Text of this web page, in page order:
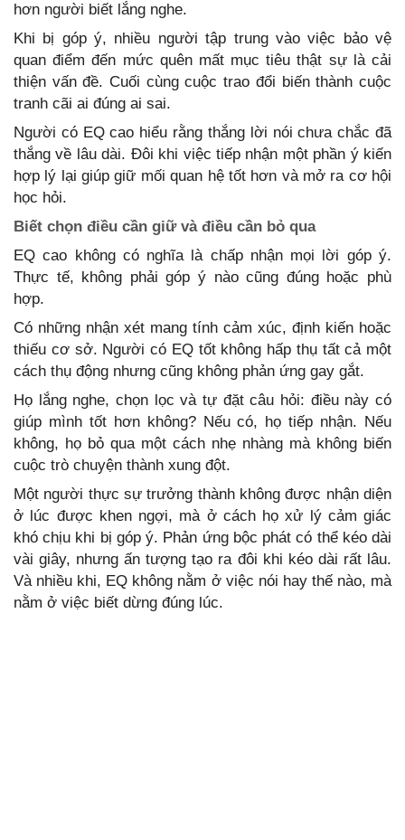
hơn người biết lắng nghe.
Khi bị góp ý, nhiều người tập trung vào việc bảo vệ
quan điểm đến mức quên mất mục tiêu thật sự là cải
thiện vấn đề. Cuối cùng cuộc trao đổi biến thành cuộc
tranh cãi ai đúng ai sai.
Người có EQ cao hiểu rằng thắng lời nói chưa chắc đã
thắng về lâu dài. Đôi khi việc tiếp nhận một phần ý kiến
hợp lý lại giúp giữ mối quan hệ tốt hơn và mở ra cơ hội
học hỏi.
Biết chọn điều cần giữ và điều cần bỏ qua
EQ cao không có nghĩa là chấp nhận mọi lời góp ý.
Thực tế, không phải góp ý nào cũng đúng hoặc phù
hợp.
Có những nhận xét mang tính cảm xúc, định kiến hoặc
thiếu cơ sở. Người có EQ tốt không hấp thụ tất cả một
cách thụ động nhưng cũng không phản ứng gay gắt.
Họ lắng nghe, chọn lọc và tự đặt câu hỏi: điều này có
giúp mình tốt hơn không? Nếu có, họ tiếp nhận. Nếu
không, họ bỏ qua một cách nhẹ nhàng mà không biến
cuộc trò chuyện thành xung đột.
Một người thực sự trưởng thành không được nhận diện
ở lúc được khen ngợi, mà ở cách họ xử lý cảm giác
khó chịu khi bị góp ý. Phản ứng bộc phát có thể kéo dài
vài giây, nhưng ấn tượng tạo ra đôi khi kéo dài rất lâu.
Và nhiều khi, EQ không nằm ở việc nói hay thế nào, mà
nằm ở việc biết dừng đúng lúc.